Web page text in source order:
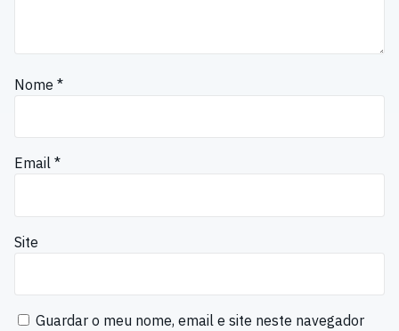
Nome *
Email *
Site
Guardar o meu nome, email e site neste navegador